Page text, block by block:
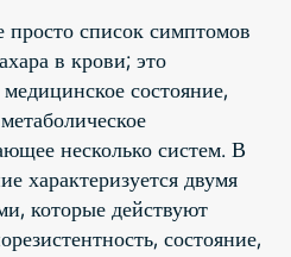
список симптомов
в крови; это
состояние,
несколько систем. В
характеризуется двумя
которые действуют
состояние,